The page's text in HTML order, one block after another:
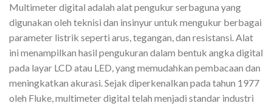
Multimeter digital adalah alat pengukur serbaguna yang
digunakan oleh teknisi dan insinyur untuk mengukur berbagai
parameter listrik seperti arus, tegangan, dan resistansi. Alat
ini menampilkan hasil pengukuran dalam bentuk angka digital
pada layar LCD atau LED, yang memudahkan pembacaan dan
meningkatkan akurasi. Sejak diperkenalkan pada tahun 1977
oleh Fluke, multimeter digital telah menjadi standar industri